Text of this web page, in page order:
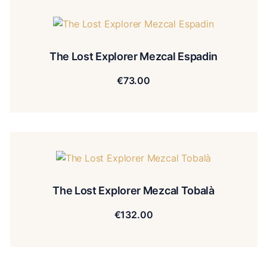
The Lost Explorer Mezcal Espadin
€73.00
The Lost Explorer Mezcal Tobalà
€132.00